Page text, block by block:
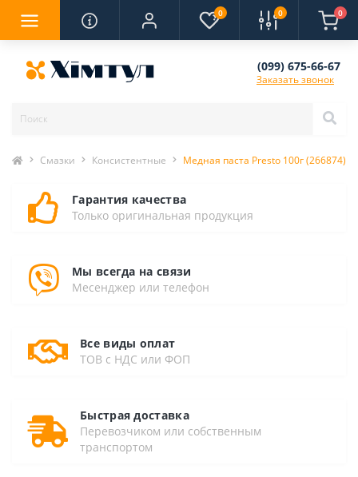
0 0 0
(099) 675-66-67
Заказать звонок
Смазки Консистентные Медная паста Presto 100г (266874)
Гарантия качества
Только оригинальная продукция
Мы всегда на связи
Месенджер или телефон
Все виды оплат
ТОВ с НДС или ФОП
Быстрая доставка
Перевозчиком или собственным
транспортом